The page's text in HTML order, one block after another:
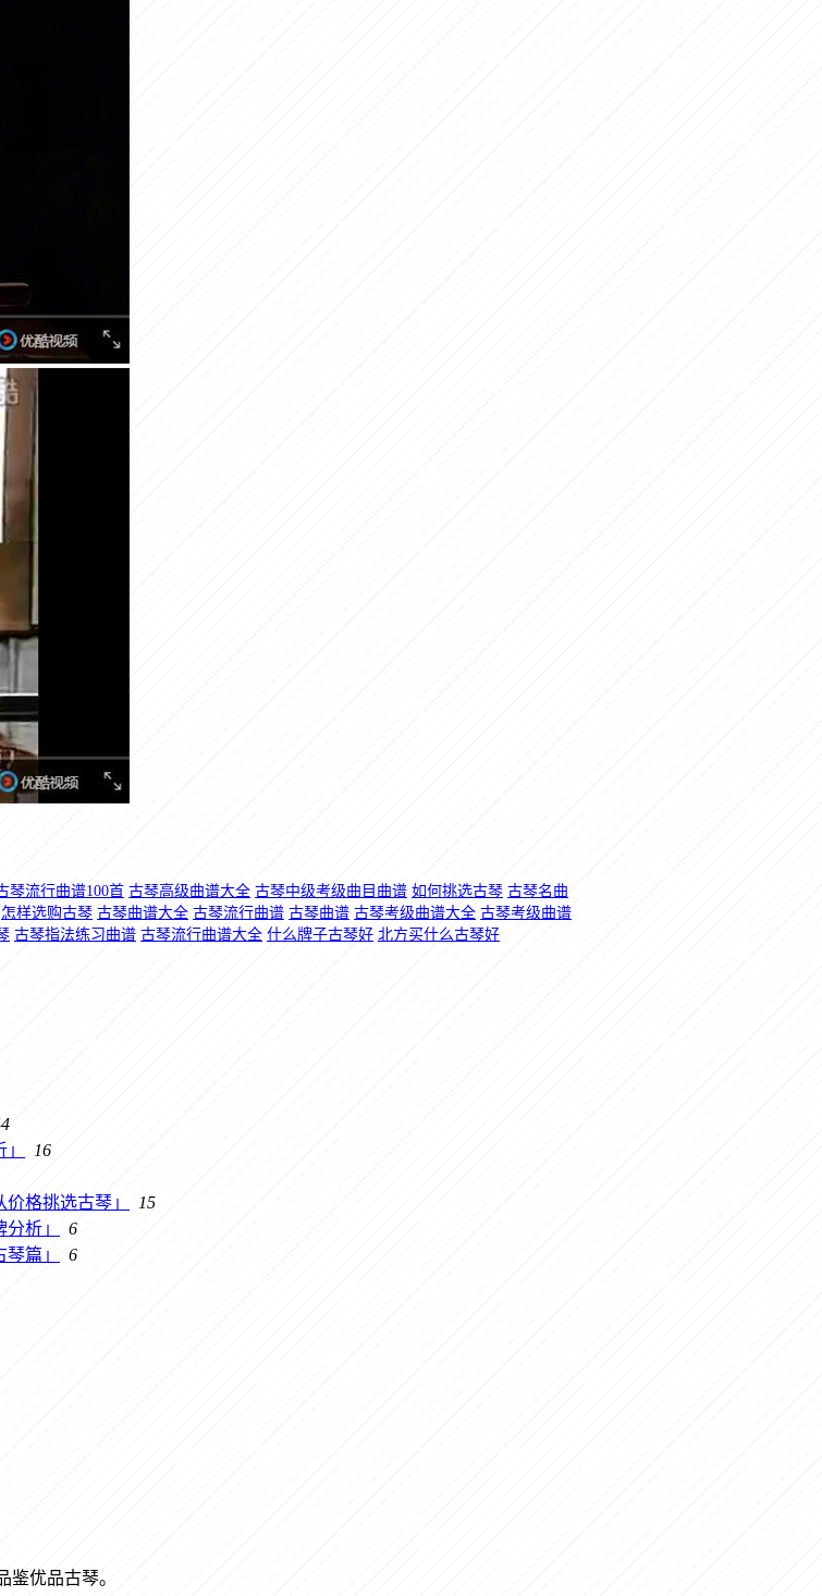
琴流行曲谱100首 古琴高级曲谱大全 古琴中级考级曲目曲谱 如何挑选古琴 古琴名曲
怎样选购古琴 古琴曲谱大全 古琴流行曲谱 古琴曲谱 古琴考级曲谱大全 古琴考级曲谱
古琴指法练习曲谱 古琴流行曲谱大全 什么牌子古琴好 北方买什么古琴好
16
格挑选古琴」
15
析」
6
篇」
6
优品古琴。